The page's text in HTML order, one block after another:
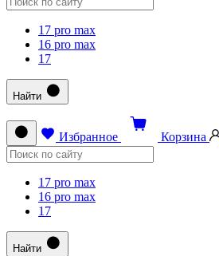
17 pro max
16 pro max
17
Найти
Избранное Корзина
17 pro max
16 pro max
17
Найти